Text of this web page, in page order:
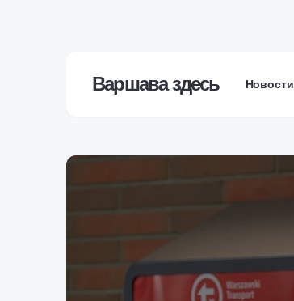
Варшава здесь Новости